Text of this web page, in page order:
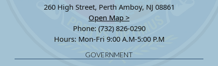
260 High Street, Perth Amboy, NJ 08861
Open Map >
Phone: (732) 826-0290
Hours: Mon-Fri 9:00 A.M-5:00 P.M
GOVERNMENT